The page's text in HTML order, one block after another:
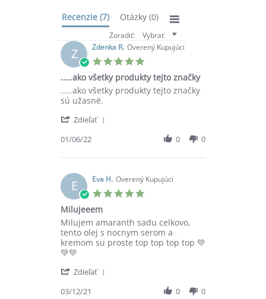
Recenzie (7) Otázky (0)
Zoradiť: Vybrať
Z Zdenka R. Overený Kupujúci
5.0
rating
.....ako všetky produkty tejto značky
Review
by
R.
1
2022
review
stating
všetky
tejto
.....ako všetky produkty tejto značky
sú užasné.
Zdieľať
Zdenka
on
1
Jun
01/06/22 0 0
E Eva H. Overený Kupujúci
5.0
Milujeeem
Review
by
Eva
H.
3
2021
review
stating
Milujeeem
Milujem amaranth sadu celkovo,
tento olej s nocnym serom a
kremom su proste top top top top 💚
💚💚
Zdieľať
03/12/21 0 0